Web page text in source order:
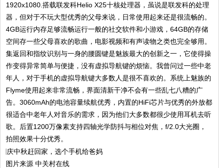
1920x1080.搭载联发科Helio X25十核处理器，虽说是联发科的处理
器，但对于不玩大型优秀的父母来说，日常使用起来还是很流畅的。
4GB运行内存足够流畅运行一般的社交软件和小游戏，64GB的存储
空间存一些父母喜欢的歌曲，电影视频和有声读物之类也完全够用。
集返回和指纹识别与一身的腰圆键是魅族最大的创新之一，它使得操
作变得异常简单与便捷，没有虚拟导航键的烦恼。我曾问过一些中老
年人，对于手机的虚拟导航键大多数人是很不喜欢的。系统上魅族的
Flyme使用起来非常流畅，界面清新干净不会有一些乱七八糟的广
告。3060mAh的电池容量续航优秀，内置的HiFi芯片与优秀的外放都
很适合中老年人对音乐的需求，因为他们大多数都很少使用耳机去听
歌。后置1200万像素支持四轴光学防抖与相位对焦，f/2.0大光圈，
拍照效果十分优秀。
图片来源 中关村在线